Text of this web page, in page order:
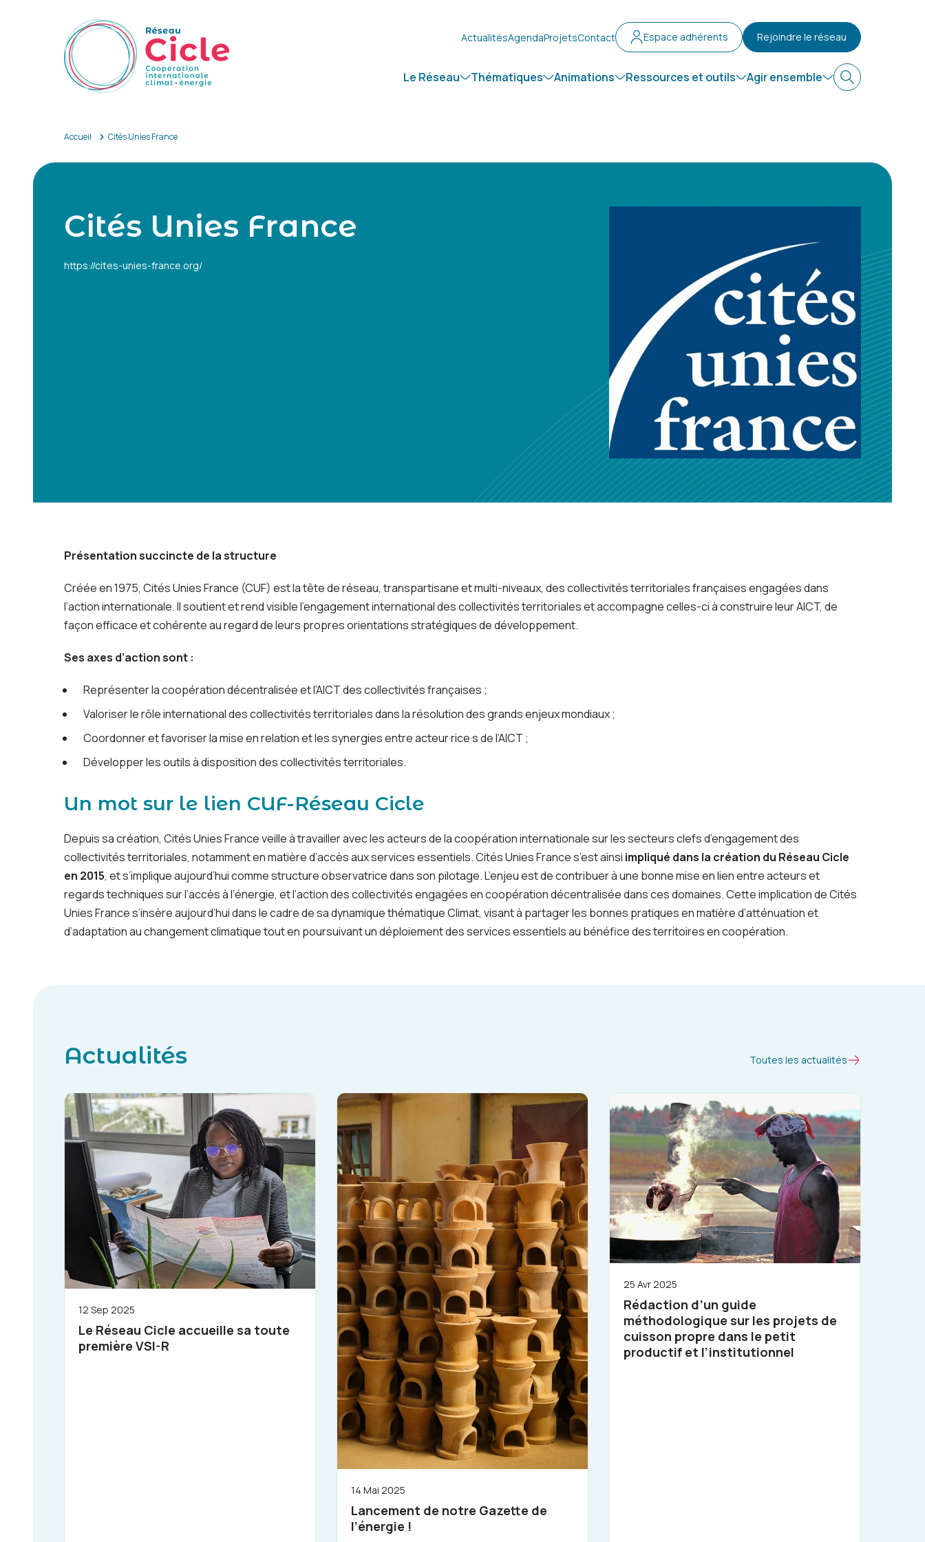
Aller au contenu principal
ActualitésAgendaProjetsContact Espace adhérents Rejoindre le réseau
Le Réseau Thématiques Animations Ressources et outils Agir ensemble Recherche
Accueil Cités Unies France
Cités Unies France
https://cites-unies-france.org/
Présentation succincte de la structure
Créée en 1975, Cités Unies France (CUF) est la tête de réseau, transpartisane et multi-niveaux, des collectivités territoriales françaises engagées dans
l’action internationale. Il soutient et rend visible l’engagement international des collectivités territoriales et accompagne celles-ci à construire leur AICT, de
façon efficace et cohérente au regard de leurs propres orientations stratégiques de développement.
Ses axes d’action sont :
Représenter la coopération décentralisée et l’AICT des collectivités françaises ;
Valoriser le rôle international des collectivités territoriales dans la résolution des grands enjeux mondiaux ;
Coordonner et favoriser la mise en relation et les synergies entre acteur·rice·s de l’AICT ;
Développer les outils à disposition des collectivités territoriales.
Un mot sur le lien CUF-Réseau Cicle
Depuis sa création, Cités Unies France veille à travailler avec les acteurs de la coopération internationale sur les secteurs clefs d’engagement des
collectivités territoriales, notamment en matière d’accès aux services essentiels. Cités Unies France s’est ainsi impliqué dans la création du Réseau Cicle
en 2015, et s’implique aujourd’hui comme structure observatrice dans son pilotage. L’enjeu est de contribuer à une bonne mise en lien entre acteurs et
regards techniques sur l’accès à l’énergie, et l’action des collectivités engagées en coopération décentralisée dans ces domaines. Cette implication de Cités
Unies France s’insère aujourd’hui dans le cadre de sa dynamique thématique Climat, visant à partager les bonnes pratiques en matière d’atténuation et
d’adaptation au changement climatique tout en poursuivant un déploiement des services essentiels au bénéfice des territoires en coopération.
Actualités Toutes les actualités
12 Sep 2025
Le Réseau Cicle accueille sa toute
première VSI-R
14 Mai 2025
Lancement de notre Gazette de
l’énergie !
25 Avr 2025
Rédaction d’un guide
méthodologique sur les projets de
cuisson propre dans le petit
productif et l’institutionnel